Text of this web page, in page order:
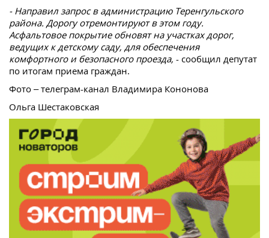
- Направил запрос в администрацию Теренгульского
района. Дорогу отремонтируют в этом году.
Асфальтовое покрытие обновят на участках дорог,
ведущих к детскому саду, для обеспечения
комфортного и безопасного проезда, - сообщил депутат
по итогам приема граждан.
Фото – телеграм-канал Владимира Кононова
Ольга Шестаковская